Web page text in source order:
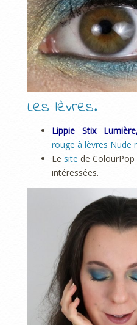
Les lèvres.
Lippie Stix
rouge à lèvres Nude
Le site de
intéressées.